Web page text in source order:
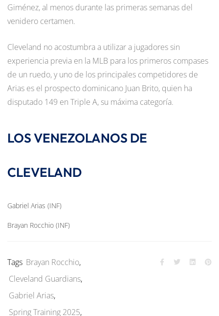
Giménez, al menos durante las primeras semanas del
venidero certamen.
Cleveland no acostumbra a utilizar a jugadores sin
experiencia previa en la MLB para los primeros compases
de un ruedo, y uno de los principales competidores de
Arias es el prospecto dominicano Juan Brito, quien ha
disputado 149 en Triple A, su máxima categoría.
LOS VENEZOLANOS DE
CLEVELAND
Gabriel Arias (INF)
Brayan Rocchio (INF)
Tags Brayan Rocchio,
Cleveland Guardians,
Gabriel Arias,
Spring Training 2025,